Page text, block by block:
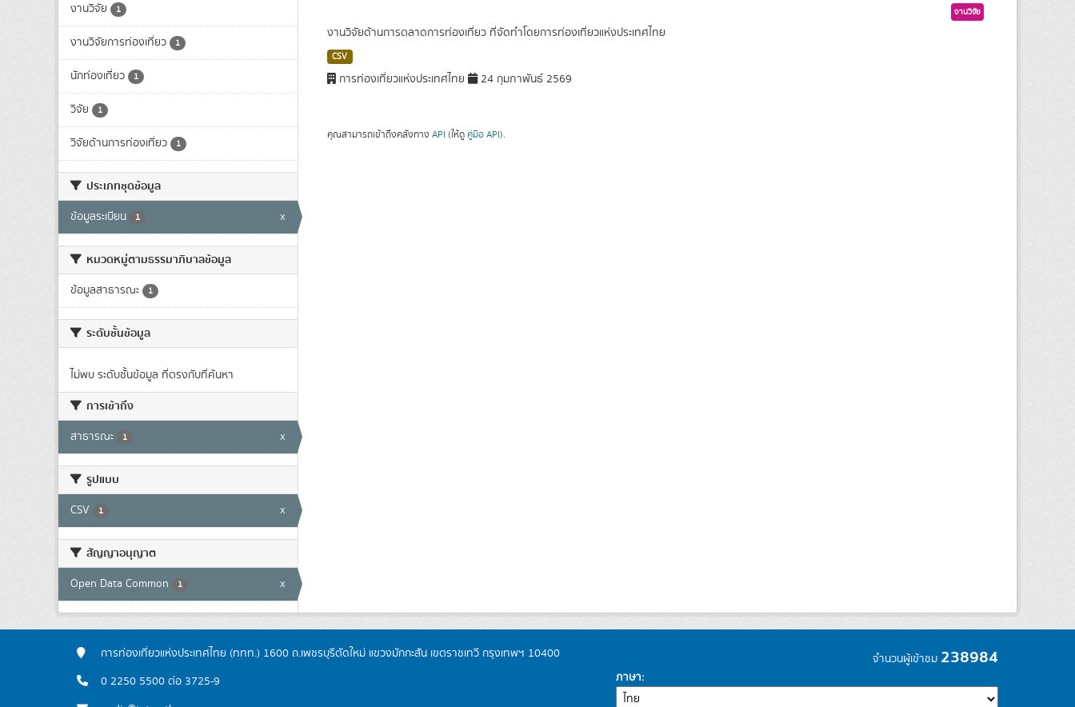
งานวิจัย 1
งานวิจัยการท่องเที่ยว 1
นักท่องเที่ยว 1
วิจัย 1
วิจัยด้านการท่องเที่ยว 1
ประเภทชุดข้อมูล
ข้อมูลระเบียน 1 x
หมวดหมู่ตามธรรมาภิบาลข้อมูล
ข้อมูลสาธารณะ 1
ระดับชั้นข้อมูล
ไม่พบ ระดับชั้นข้อมูล ที่ตรงกับที่ค้นหา
การเข้าถึง
สาธารณะ 1 x
รูปแบบ
CSV 1 x
สัญญาอนุญาต
Open Data Common 1 x
งานวิจัย
งานวิจัยด้านการตลาดการท่องเที่ยว ที่จัดทำโดยการท่องเที่ยวแห่งประเทศไทย
CSV
การท่องเที่ยวแห่งประเทศไทย 24 กุมภาพันธ์ 2569
คุณสามารถเข้าถึงคลังทาง API (ให้ดู คู่มือ API).
การท่องเที่ยวแห่งประเทศไทย (ททท.) 1600 ถ.เพชรบุรีตัดใหม่ แขวงมักกะสัน เขตราชเทวี กรุงเทพฯ 10400
0 2250 5500 ต่อ 3725-9
จำนวนผู้เข้าชม 238984
ภาษา